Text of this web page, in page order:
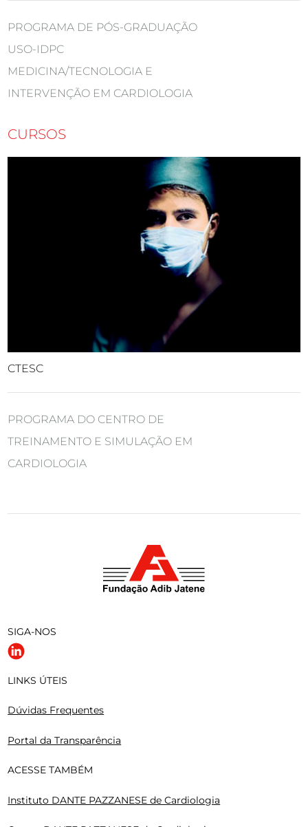
PROGRAMA DE PÓS-GRADUAÇÃO
USO-IDPC
MEDICINA/TECNOLOGIA E
INTERVENÇÃO EM CARDIOLOGIA
CURSOS
CTESC
PROGRAMA DO CENTRO DE
TREINAMENTO E SIMULAÇÃO EM
CARDIOLOGIA
SIGA-NOS
LINKS ÚTEIS
Dúvidas Frequentes
Portal da Transparência
ACESSE TAMBÉM
Instituto DANTE PAZZANESE de Cardiologia